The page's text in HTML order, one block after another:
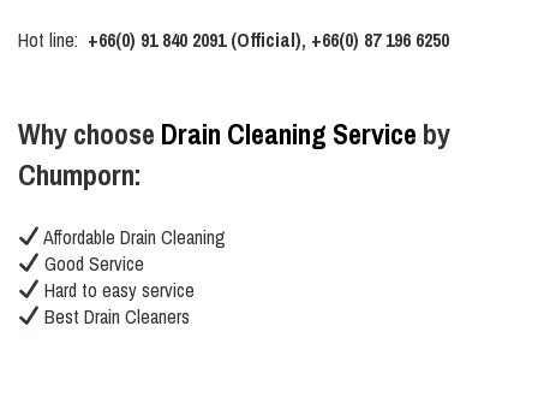
Hot line: +66(0) 91 840 2091 (Official), +66(0) 87 196 6250
Why choose Drain Cleaning Service by
Chumporn:
Affordable Drain Cleaning
Good Service
Hard to easy service
Best Drain Cleaners